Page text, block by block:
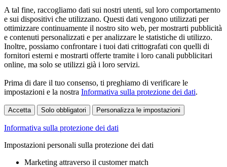
A tal fine, raccogliamo dati sui nostri utenti, sul loro comportamento
e sui dispositivi che utilizzano. Questi dati vengono utilizzati per
ottimizzare continuamente il nostro sito web, per mostrarti pubblicità
e contenuti personalizzati e per analizzare le statistiche di utilizzo.
Inoltre, possiamo confrontare i tuoi dati crittografati con quelli di
fornitori esterni e mostrarti offerte tramite i loro canali pubblicitari
online, ma solo se utilizzi già i loro servizi.
Prima di dare il tuo consenso, ti preghiamo di verificare le
impostazioni e la nostra Informativa sulla protezione dei dati.
Accetta Solo obbligatori Personalizza le impostazioni
Informativa sulla protezione dei dati
Impostazioni personali sulla protezione dei dati
Marketing attraverso il customer match